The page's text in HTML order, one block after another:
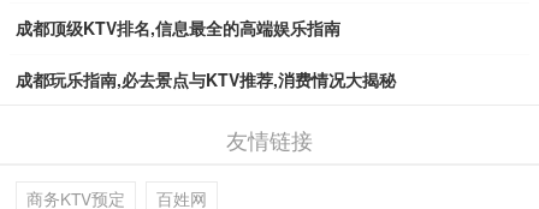
成都顶级KTV排名,信息最全的高端娱乐指南
成都玩乐指南,必去景点与KTV推荐,消费情况大揭秘
友情链接
商务KTV预定 百姓网